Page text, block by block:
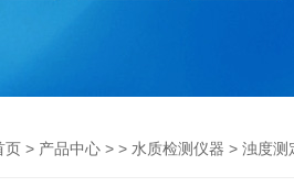
页> 产品中心> > 水质检测仪器 > 浊度测